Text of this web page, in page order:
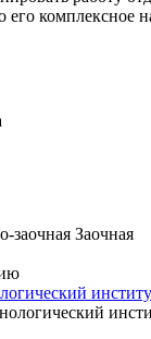
его комплексное
заочная Заочная